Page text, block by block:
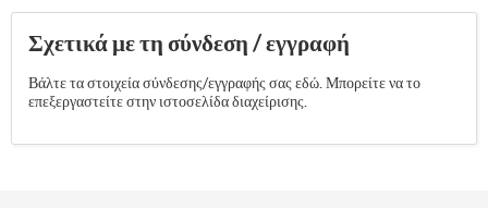
Σχετικά με τη σύνδεση / εγγραφή
Βάλτε τα στοιχεία σύνδεσης/εγγραφής σας εδώ. Μπορείτε να το
επεξεργαστείτε στην ιστοσελίδα διαχείρισης.